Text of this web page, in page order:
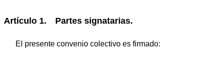
Artículo 1. Partes signatarias.
El presente convenio colectivo es firmado: